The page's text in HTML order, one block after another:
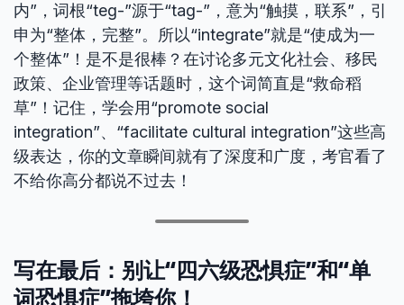
内”，词根“teg-”源于“tag-”，意为“触摸，联系”，引
申为“整体，完整”。所以“integrate”就是“使成为一
个整体”！是不是很棒？在讨论多元文化社会、移民
政策、企业管理等话题时，这个词简直是“救命稻
草”！记住，学会用“promote social
integration”、“facilitate cultural integration”这些高
级表达，你的文章瞬间就有了深度和广度，考官看了
不给你高分都说不过去！
写在最后：别让“四六级恐惧症”和“单
词恐惧症”拖垮你！